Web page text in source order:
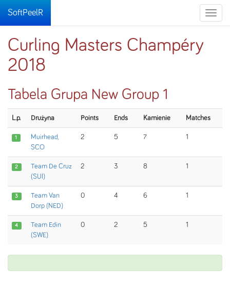
Toggle
SoftPeelR
Curling Masters Champéry
2018
Tabela Grupa New Group 1
L.p. Drużyna Points Ends Kamienie Matches
1
Muirhead,
SCO
2 5 7 1
2
Team De Cruz
(SUI)
2 3 8 1
3
Team Van
Dorp (NED)
0 4 6 1
4
Team Edin
(SWE)
0 2 5 1